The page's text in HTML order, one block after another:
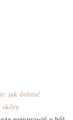
jak dobrać
skóry